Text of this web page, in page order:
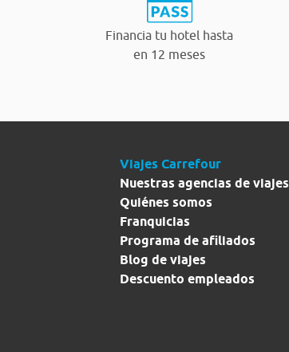
Financia tu hotel hasta
en 12 meses
Viajes Carrefour
Nuestras agencias de viajes
Quiénes somos
Franquicias
Programa de afiliados
Blog de viajes
Descuento empleados